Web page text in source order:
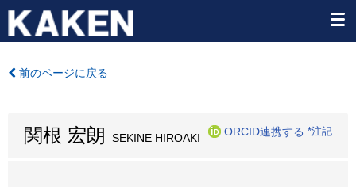
前のページに戻る
関根 宏朗 SEKINE HIROAKI
ORCID連携する *注記